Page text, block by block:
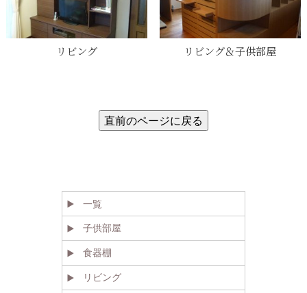
リビング リビング＆子供部屋
一覧
子供部屋
食器棚
リビング